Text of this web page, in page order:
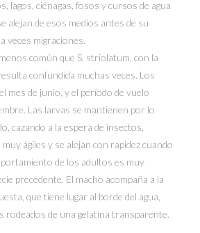
lagos, ciénagas, fosos y cursos de agua
alejan de esos medios antes de su
veces migraciones.
común que S. striolatum, con la
confundida muchas veces. Los
mes de junio, y el período de vuelo
Las larvas se mantienen por lo
cazando a la espera de insectos,
ágiles y se alejan con rapidez cuando
de los adultos es muy
precedente. El macho acompaña a la
que tiene lugar al borde del agua,
rodeados de una gelatina transparente.